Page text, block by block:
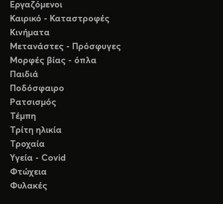
Εργαζόμενοι
Καιρικό - Καταστροφές
Κινήματα
Μετανάστες - Πρόσφυγες
Μορφές βίας - όπλα
Παιδιά
Ποδόσφαιρο
Ρατσισμός
Τέμπη
Τρίτη ηλικία
Τροχαία
Υγεία - Covid
Φτώχεια
Φυλακές